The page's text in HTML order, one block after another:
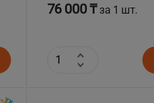
76 000 ₸за 1 шт.